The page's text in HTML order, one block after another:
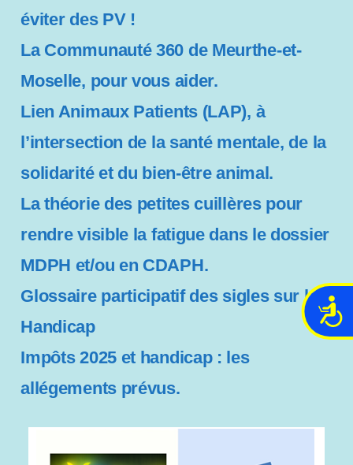
A
éviter des PV !
La Communauté 360 de Meurthe-et-
Moselle, pour vous aider.
Lien Animaux Patients (LAP), à
l’intersection de la santé mentale, de la
solidarité et du bien-être animal.
La théorie des petites cuillères pour
rendre visible la fatigue dans le dossier
MDPH et/ou en CDAPH.
Glossaire participatif des sigles sur le
Handicap
Impôts 2025 et handicap : les
allégements prévus.